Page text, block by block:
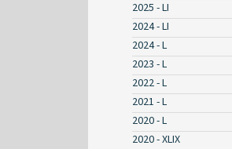
2025 - LI
2024 - LI
2024 - L
2023 - L
2022 - L
2021 - L
2020 - L
2020 - XLIX